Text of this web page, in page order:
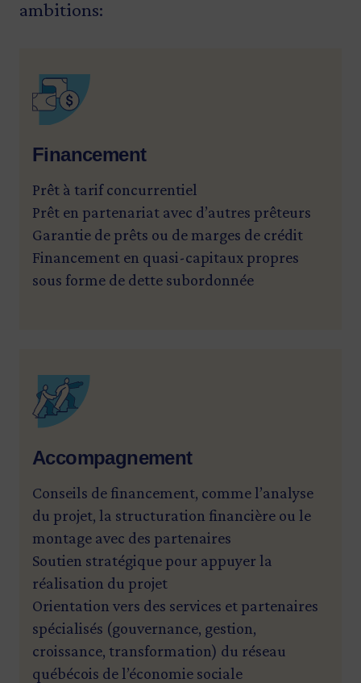
ambitions:
SVG
Financement
Prêt à tarif concurrentiel
Prêt en partenariat avec d’autres prêteurs
Garantie de prêts ou de marges de crédit
Financement en quasi-capitaux propres
sous forme de dette subordonnée
SVG
Accompagnement
Conseils de financement, comme l’analyse
du projet, la structuration financière ou le
montage avec des partenaires
Soutien stratégique pour appuyer la
réalisation du projet
Orientation vers des services et partenaires
spécialisés (gouvernance, gestion,
croissance, transformation) du réseau
québécois de l’économie sociale